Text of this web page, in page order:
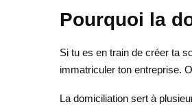
Pourquoi la
Si tu es en train de créer ta
immatriculer ton entreprise.
La domiciliation sert à